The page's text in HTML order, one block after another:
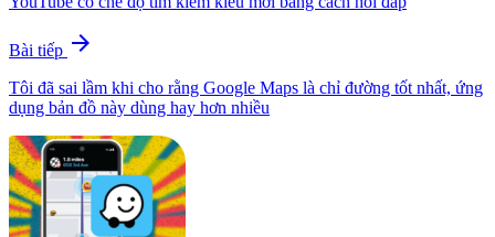
Bài tiếp arrow_forward
Tôi đã sai lầm khi cho rằng Google Maps là chỉ đường tốt nhất, ứng
dụng bản đồ này dùng hay hơn nhiều